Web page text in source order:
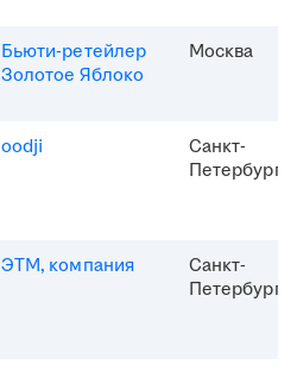
Бьюти-ретейлер
Золотое Яблоко
Москва
oodji
Санкт-
Петербург
ЭТМ, компания
Санкт-
Петербург